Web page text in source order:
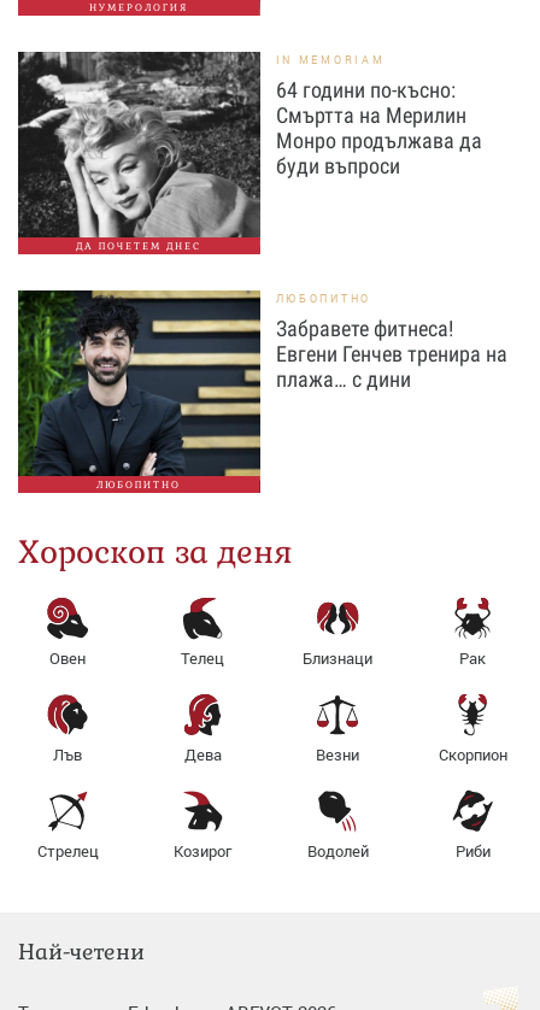
НУМЕРОЛОГИЯ
ДА ПОЧЕТЕМ ДНЕС
IN MEMORIAM
64 години по-късно:
Смъртта на Мерилин
Монро продължава да
буди въпроси
ЛЮБОПИТНО
ЛЮБОПИТНО
Забравете фитнеса!
Евгени Генчев тренира на
плажа… с дини
Хороскоп за деня
Овен Телец Близнаци Рак
Лъв Дева Везни Скорпион
Стрелец Козирог Водолей Риби
Най-четени